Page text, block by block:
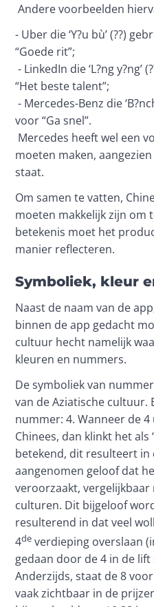
Andere voorbeelden
- Uber die ‘Y?u bù’ (??)
“Goede rit”;
- LinkedIn die ‘L?ng y?ng’ (??) gebruikt – Dit staat voor
“Het beste talent”;
- Mercedes-Benz die ‘B?nchí’ (??) gebruikt – dit staat
voor “Ga snel”.
moeten maken, aangezien
staat.
Om samen te vatten,
moeten makkelijk zijn om
betekenis moet het
manier reflecteren.
Symboliek, kleur
Naast de naam van de
binnen de app gedacht
cultuur hecht namelijk
kleuren en nummers.
De symboliek van
van de Aziatische cultuur.
nummer: 4. Wanneer de
Chinees, dan klinkt het als
betekend, dit resulteert in
aangenomen geloof dat
veroorzaakt,
culturen. Dit bijgeloof
resulterend in dat veel
4de verdieping overslaan
gedaan door de 4 in de
Anderzijds, staat de 8
vaak zichtbaar in de